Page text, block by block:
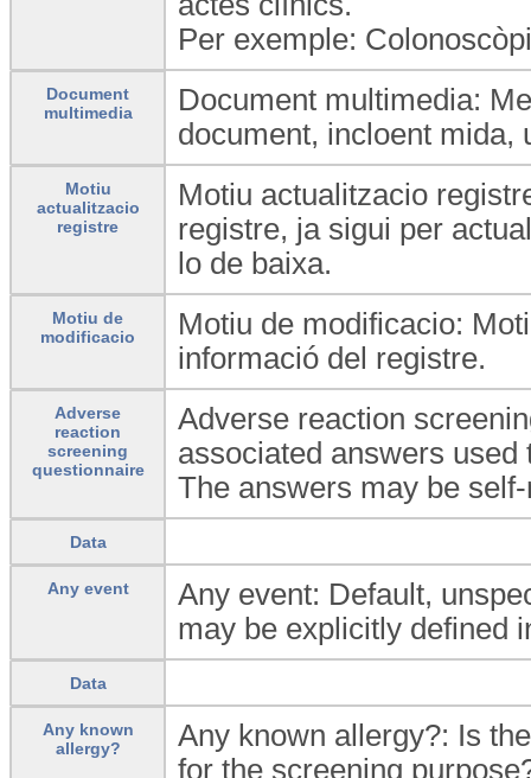
Per exemple:
Document
multimedia
Document multimedia:
document, incloent mida,
Motiu
actualitzacio
registre
Motiu actualitzacio
registre, ja sigui per
lo de baixa.
Motiu de
modificacio
Motiu de modificacio:
informació del registre.
Adverse
reaction
screening
questionnaire
Adverse reaction
associated answers
The answers may be
Data
Any event
Any event: Default,
may be explicitly defined
Data
Any known
allergy?
Any known allergy?: Is
for the screening